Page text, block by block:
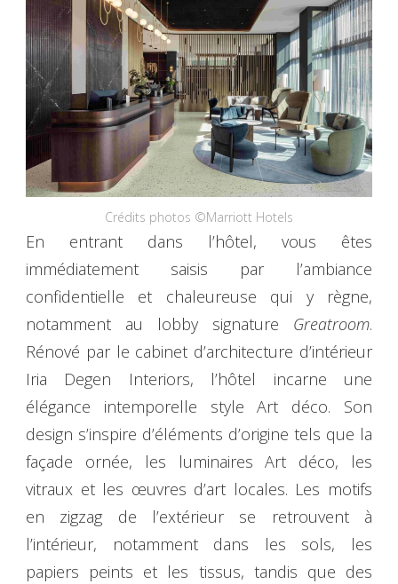
Crédits photos ©Marriott Hotels
En entrant dans l’hôtel, vous êtes
immédiatement saisis par l’ambiance
confidentielle et chaleureuse qui y règne,
notamment au lobby signature Greatroom.
Rénové par le cabinet d’architecture d’intérieur
Iria Degen Interiors, l’hôtel incarne une
élégance intemporelle style Art déco. Son
design s’inspire d’éléments d’origine tels que la
façade ornée, les luminaires Art déco, les
vitraux et les œuvres d’art locales. Les motifs
en zigzag de l’extérieur se retrouvent à
l’intérieur, notamment dans les sols, les
papiers peints et les tissus, tandis que des